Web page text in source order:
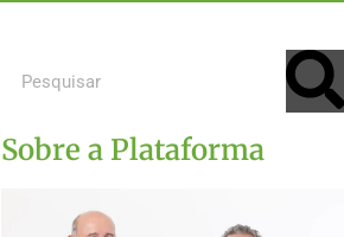
Sobre a Plataforma